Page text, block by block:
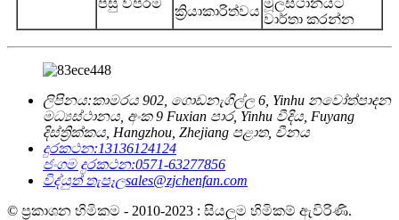
පසු විපරම
ක්‍රියාකාරිත්වය
මූලස්ථානයට
වාර්තා කරන්න
ලිපිනය:කාමරය 902, ගොඩනැගිල්ල 6, Yinhu නවෝත්පාදන
මධ්‍යස්ථානය, අංක 9 Fuxian පාර, Yinhu වීදිය, Fuyang
දිස්ත්‍රික්කය, Hangzhou, Zhejiang පළාත, චීනය
දුරකථන:13136124124
ජංගම දුරකථන:0571-63277856
විද්යුත් තැපෑලsales@zjchenfan.com
© ප්‍රකාශන හිමිකම - 2010-2023 : සියලුම හිමිකම් ඇවිරිණි.